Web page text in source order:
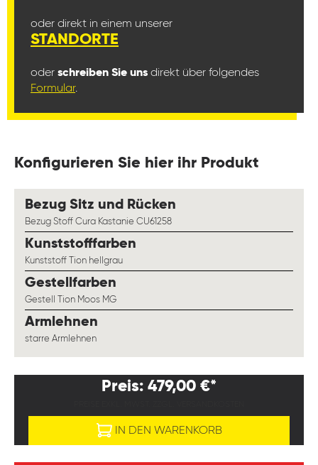
oder direkt in einem unserer
STANDORTE
oder schreiben Sie uns direkt über folgendes
Formular.
Konfigurieren Sie hier ihr Produkt
Bezug Sitz und Rücken
Bezug Stoff Cura Kastanie CU61258
Kunststofffarben
Kunststoff Tion hellgrau
Gestellfarben
Gestell Tion Moos MG
Armlehnen
starre Armlehnen
Preis: 479,00 €*
IN DEN WARENKORB